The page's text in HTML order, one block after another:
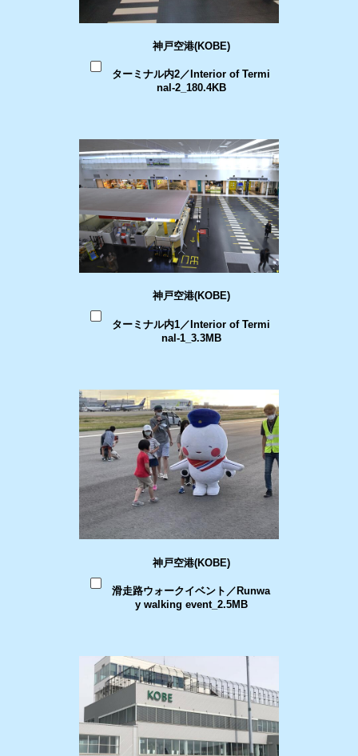
神戸空港(KOBE)
ターミナル内2／Interior of Termi
nal-2_180.4KB
神戸空港(KOBE)
ターミナル内1／Interior of Termi
nal-1_3.3MB
神戸空港(KOBE)
滑走路ウォークイベント／Runwa
y walking event_2.5MB